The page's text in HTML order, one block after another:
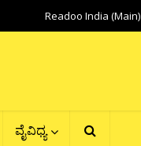
Readoo India (Main)
ವೈವಿಧ್ಯ